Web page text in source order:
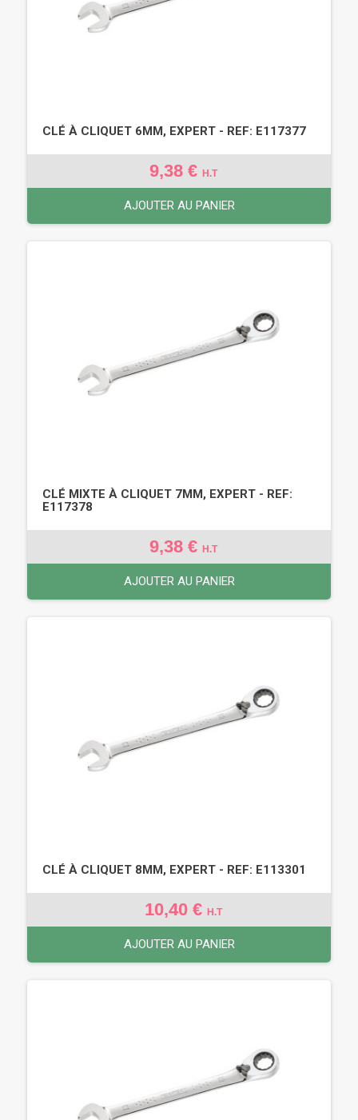
CLÉ À CLIQUET 6MM, EXPERT - REF: E117377
9,38 € H.T
AJOUTER AU PANIER
CLÉ MIXTE À CLIQUET 7MM, EXPERT - REF:
E117378
9,38 € H.T
AJOUTER AU PANIER
CLÉ À CLIQUET 8MM, EXPERT - REF: E113301
10,40 € H.T
AJOUTER AU PANIER